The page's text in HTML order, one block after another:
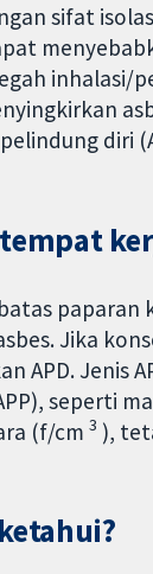
sifat
inhalasi/
diri
Jika
APD. Jenis
seperti
(f/cm3 ),